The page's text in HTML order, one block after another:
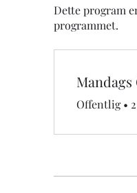
Dette program
programmet.
Offentlig•